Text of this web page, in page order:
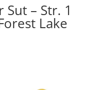
Sut – Str. 1
Lake